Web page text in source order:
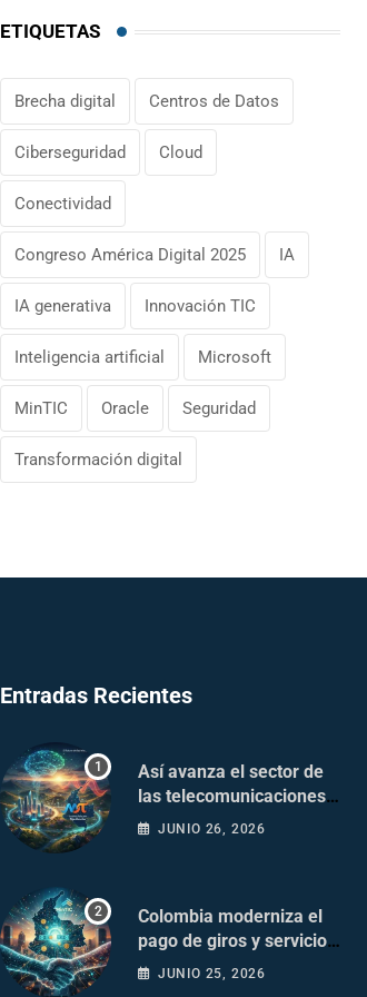
ETIQUETAS
Brecha digital Centros de Datos
Ciberseguridad Cloud
Conectividad
Congreso América Digital 2025 IA
IA generativa Innovación TIC
Inteligencia artificial Microsoft
MinTIC Oracle Seguridad
Transformación digital
Entradas Recientes
Así avanza el sector de
las telecomunicaciones
en Colombia
JUNIO 26, 2026
Colombia moderniza el
pago de giros y servicios
postales
JUNIO 25, 2026